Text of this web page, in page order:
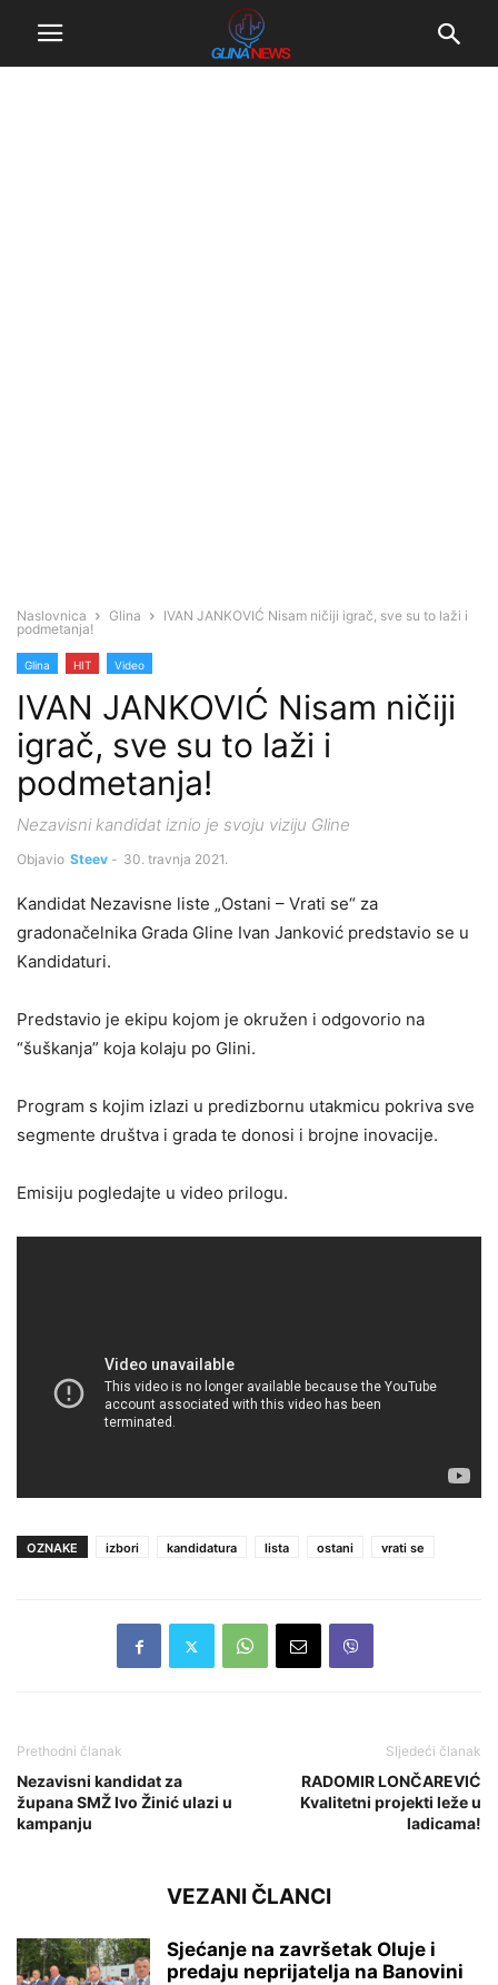
Naslovnica Glina
IVAN JANKOVIĆ Nisam ničiji igrač, sve su to laži i
podmetanja!
Glina HIT Video
IVAN JANKOVIĆ Nisam ničiji
igrač, sve su to laži i
podmetanja!
Nezavisni kandidat iznio je svoju viziju Gline
Objavio Steev - 30. travnja 2021.
Kandidat Nezavisne liste „Ostani – Vrati se“ za
gradonačelnika Grada Gline Ivan Janković predstavio se u
Kandidaturi.
Predstavio je ekipu kojom je okružen i odgovorio na
“šuškanja” koja kolaju po Glini.
Program s kojim izlazi u predizbornu utakmicu pokriva sve
segmente društva i grada te donosi i brojne inovacije.
Emisiju pogledajte u video prilogu.
OZNAKE izbori kandidatura lista ostani vrati se
Prethodni članak
Nezavisni kandidat za
župana SMŽ Ivo Žinić ulazi u
kampanju
Sljedeći članak
RADOMIR LONČAREVIĆ
Kvalitetni projekti leže u
ladicama!
VEZANI ČLANCI
Sjećanje na završetak Oluje i
predaju neprijatelja na Banovini